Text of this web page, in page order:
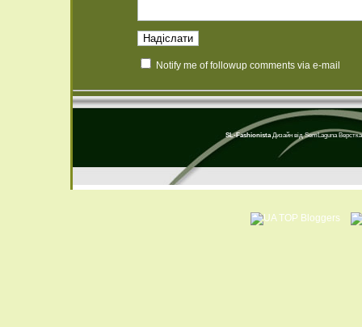
Notify me of followup comments via e-mail
SL-Fashionista Дизайн відSemLaguna